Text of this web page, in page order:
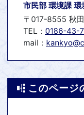
市民部 環境課 環
〒017-8555 秋
TEL： 0186-43-
mail：
このページ